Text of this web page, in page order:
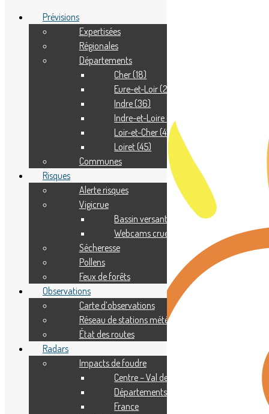
Adhérer
Pourquoi adhérer ?
Prévisions
Expertisées
Régionales
Départements
Cher (18)
Eure-et-Loir (28)
Indre (36)
Indre-et-Loire (37)
Loir-et-Cher (41)
Loiret (45)
Communes
Risques
Alerte risques
Vigicrue
Bassin versant
Webcams crue
Sécheresse
Pollens
Feux de forêts
Observations
Carte d’observations
Réseau de stations météo
État des routes
Radars
Impacts de foudre
Centre – Val de Loire
Départements
France